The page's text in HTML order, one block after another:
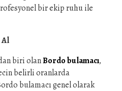
bir ekip ruhu ile
Al
biri olanBordo bulamacı,
belirli oranlarda
bulamacı genel olarak